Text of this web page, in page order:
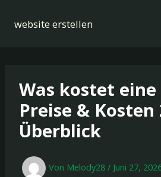
springen
website erstellen
Was kostet eine
Preise & Kosten
Überblick
Von Melody28 / Juni 27,